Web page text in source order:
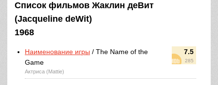
Список фильмов Жаклин деВит
(Jacqueline deWit)
1968
7.5
285
Наименование игры / The Name of the
Game
Актриса (Mattie)